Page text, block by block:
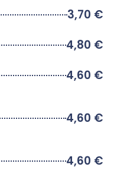
3,70 €
4,80 €
4,60 €
4,60 €
4,60 €